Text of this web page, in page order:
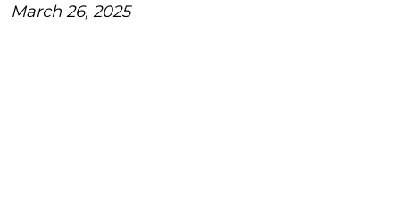
March 26, 2025